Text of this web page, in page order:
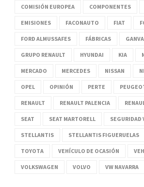
COMISIÓN EUROPEA COMPONENTES
EMISIONES FACONAUTO FIAT
FORD ALMUSSAFES FÁBRICAS
GRUPO RENAULT HYUNDAI KIA
MERCADO MERCEDES NISSAN
OPEL OPINIÓN PERTE
RENAULT RENAULT PALENCIA
SEAT SEAT MARTORELL SEGURIDAD
STELLANTIS STELLANTIS FIGUERUELAS
TOYOTA VEHÍCULO DE OCASIÓN
VOLKSWAGEN VOLVO VW NAVARRA